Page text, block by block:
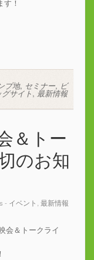
！
プ地, セミナー, ビ
グサイト,最新情報
＆トー
のお知
- イベント , 最新情報
会＆トークライ